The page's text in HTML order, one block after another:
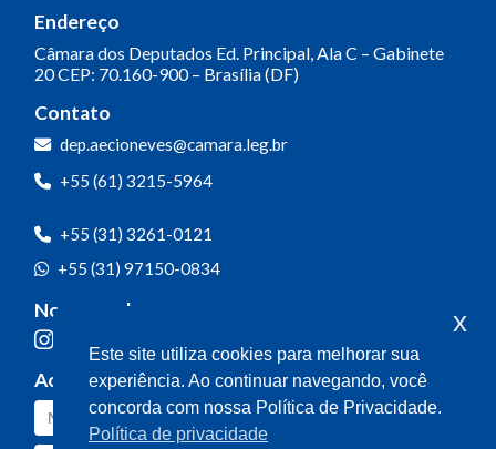
Endereço
Câmara dos Deputados Ed. Principal, Ala C – Gabinete
20CEP: 70.160-900 – Brasília (DF)
Contato
dep.aecioneves@camara.leg.br
+55 (61) 3215-5964
+55 (31) 3261-0121
+55 (31) 97150-0834
Nossas redes
Acompanhe o meu mandato
Este site utiliza cookies para melhorar sua
experiência. Ao continuar navegando, você
concorda com nossa Política de Privacidade.
Política de privacidade
x